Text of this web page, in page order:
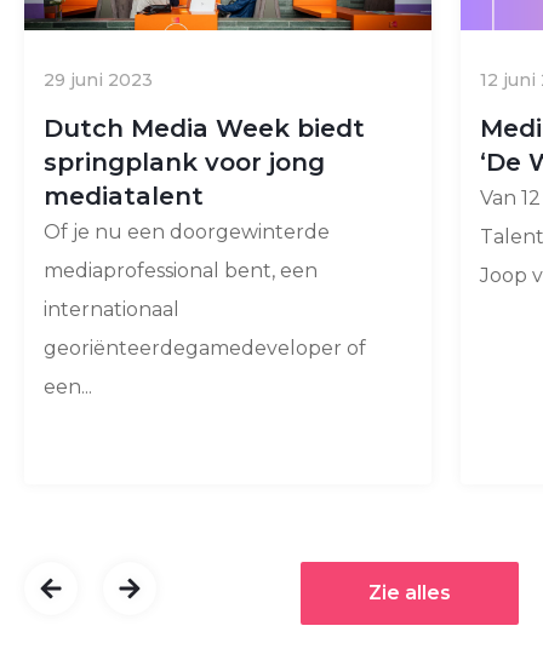
29 juni 2023
Dutch Media Week biedt
springplank voor jong
mediatalent
Of je nu een doorgewinterde
mediaprofessional bent, een
internationaal
georiënteerdegamedeveloper of
een...
12 juni
‘De
Van
Joop
Zie alles